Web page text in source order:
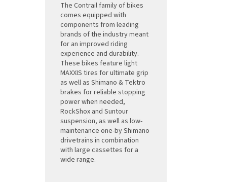
The Contrail family of bikes
comes equipped with
components from leading
brands of the industry meant
for an improved riding
experience and durability.
These bikes feature light
MAXXIS tires for ultimate grip
as well as Shimano & Tektro
brakes for reliable stopping
power when needed,
RockShox and Suntour
suspension, as well as low-
maintenance one-by Shimano
drivetrains in combination
with large cassettes for a
wide range.